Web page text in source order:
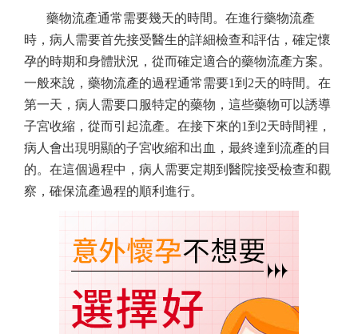
藥物流產通常需要幾天的時間。在進行藥物流產
時，病人需要首先接受醫生的詳細檢查和評估，確定懷
孕的時期和身體狀況，從而確定適合的藥物流產方案。
一般來說，藥物流產的過程通常需要1到2天的時間。在
第一天，病人需要口服特定的藥物，這些藥物可以誘導
子宮收縮，從而引起流產。在接下來的1到2天時間裡，
病人會出現明顯的子宮收縮和出血，最終達到流產的目
的。在這個過程中，病人需要定期到醫院接受檢查和觀
察，確保流產過程的順利進行。